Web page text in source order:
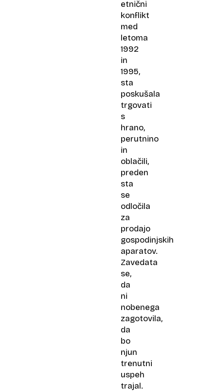
etnični
konflikt
med
letoma
1992
in
1995,
sta
poskušala
trgovati
s
hrano,
perutnino
in
oblačili,
preden
sta
se
odločila
za
prodajo
gospodinjskih
aparatov.
Zavedata
se,
da
ni
nobenega
zagotovila,
da
bo
njun
trenutni
uspeh
trajal.